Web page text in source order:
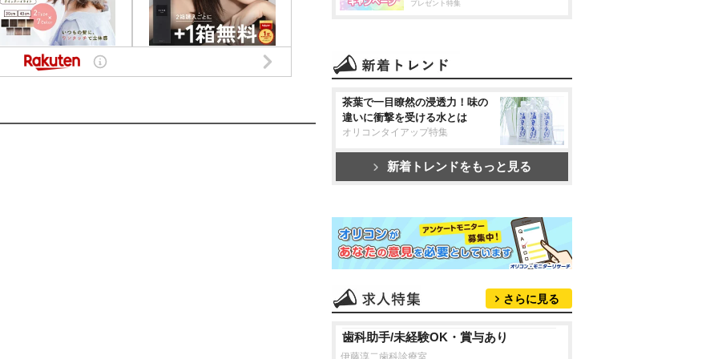
プレゼント特集
茶葉で一目瞭然の浸透力！味の
違いに衝撃を受ける水とは
オリコンタイアップ特集
新着トレンドをもっと見る
さらに見る
歯科助手/未経験OK・賞与あり
伊藤淳二歯科診療室